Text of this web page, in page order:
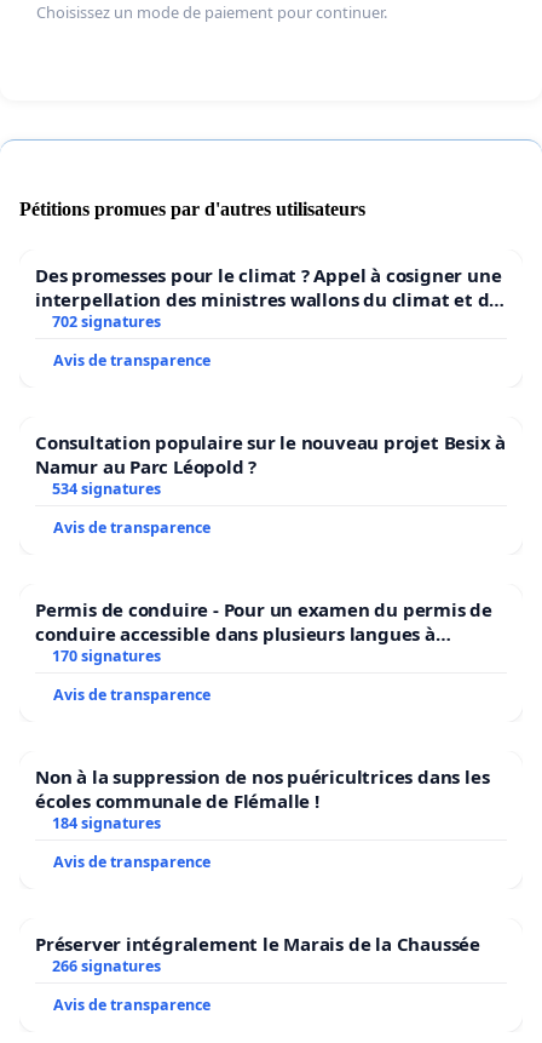
Choisissez un mode de paiement pour continuer.
Pétitions promues par d'autres utilisateurs
Des promesses pour le climat ? Appel à cosigner une
interpellation des ministres wallons du climat et de
l’environnement.
702 signatures
Avis de transparence
Consultation populaire sur le nouveau projet Besix à
Namur au Parc Léopold ?
534 signatures
Avis de transparence
Permis de conduire - Pour un examen du permis de
conduire accessible dans plusieurs langues à
Bruxelles
170 signatures
Avis de transparence
Non à la suppression de nos puéricultrices dans les
écoles communale de Flémalle !
184 signatures
Avis de transparence
Préserver intégralement le Marais de la Chaussée
266 signatures
Avis de transparence